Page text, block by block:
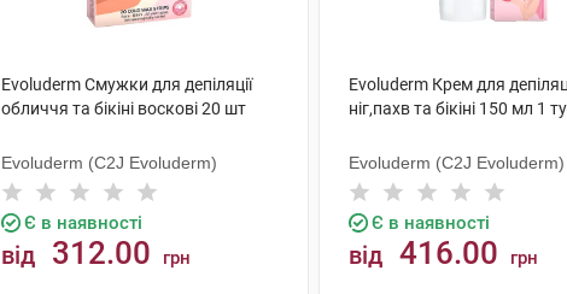
Evoluderm Смужки для депіляції
обличчя та бікіні воскові 20 шт
Evoluderm (C2J Evoluderm)
Є в наявності
від 312.00 грн
Evoluderm Крем для
ніг,пахв та бікіні 150 мл 1
Evoluderm (C2J Evoluderm)
Є в наявності
від 416.00 грн